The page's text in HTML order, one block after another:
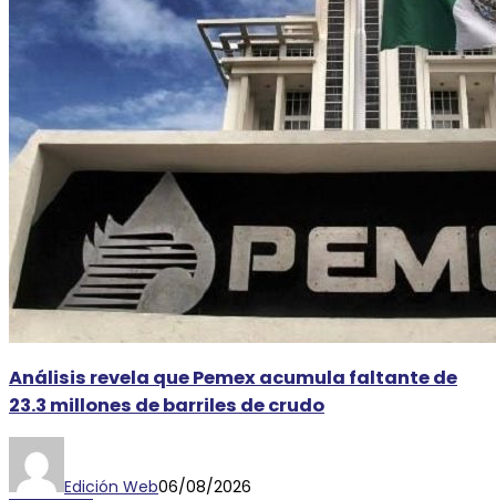
Análisis revela que Pemex acumula faltante de
23.3 millones de barriles de crudo
Edición Web06/08/2026